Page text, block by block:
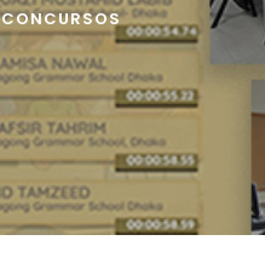
CONCURSOS